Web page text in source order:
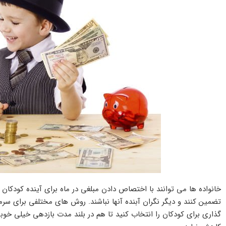
خانواده ها می توانند با اختصاص دادن مبلغی در ماه برای آینده
تضمین کنند و دیگر نگران آبنده آنها نباشند. روش های مختلفی برای
گذاری برای کودکان را انتخاب کنید تا هم در بلند مدت بازدهی خیلی